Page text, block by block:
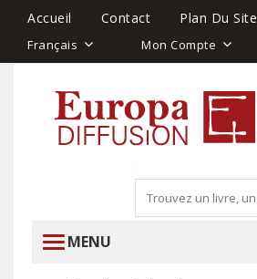
Accueil Contact Plan Du Site
Français Mon Compte
MENU